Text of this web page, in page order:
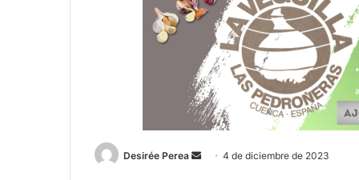
Desirée Perea 4 de diciembre de 2023